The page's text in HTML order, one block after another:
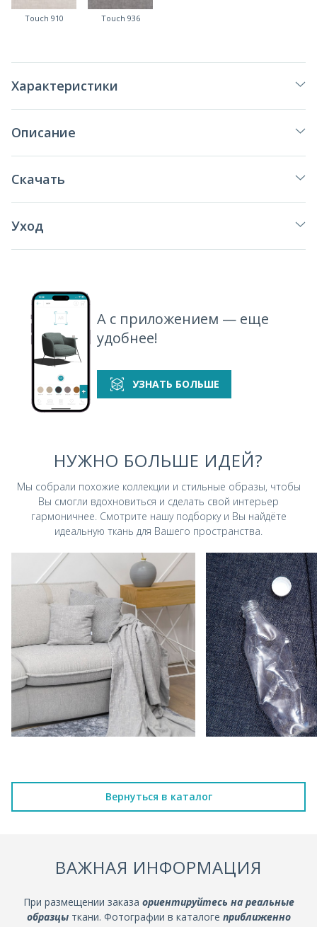
Touch 910 Touch 936
Характеристики
Описание
Скачать
Уход
А с приложением — еще
удобнее!
УЗНАТЬ БОЛЬШЕ
НУЖНО БОЛЬШЕ ИДЕЙ?
Мы собрали похожие коллекции и стильные образы, чтобы
Вы смогли вдохновиться и сделать свой интерьер
гармоничнее. Смотрите нашу подборку и Вы найдёте
идеальную ткань для Вашего пространства.
Вернуться в каталог
ВАЖНАЯ ИНФОРМАЦИЯ
При размещении заказа ориентируйтесь на реальные
образцыткани. Фотографии в каталоге приближенно